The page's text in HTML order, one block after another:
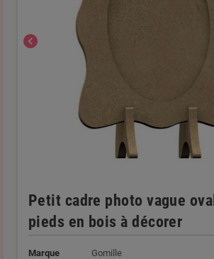
chevron_left
Petit cadre photo vague
pieds en bois à décorer
Marque
Gomille